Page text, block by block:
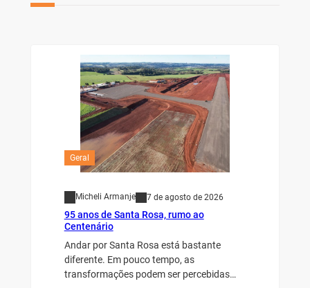
Geral
Micheli Armanje 7 de agosto de 2026
95 anos de Santa Rosa, rumo ao
Centenário
Andar por Santa Rosa está bastante
diferente. Em pouco tempo, as
transformações podem ser percebidas…